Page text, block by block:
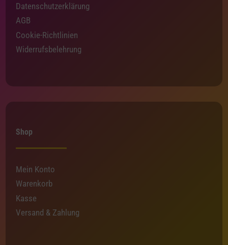
Datenschutzerklärung
AGB
Cookie-Richtlinien
Widerrufsbelehrung
Shop
Mein Konto
Warenkorb
Kasse
Versand & Zahlung